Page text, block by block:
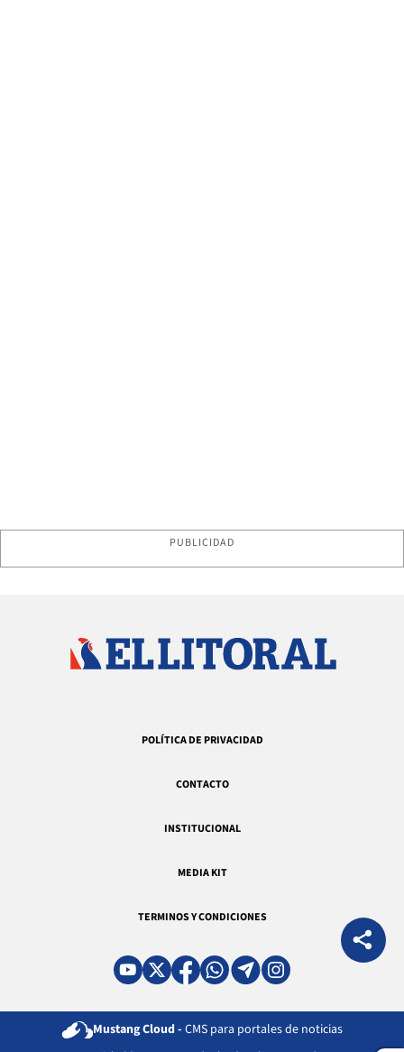
PUBLICIDAD
POLÍTICA DE PRIVACIDAD
CONTACTO
INSTITUCIONAL
MEDIA KIT
TERMINOS Y CONDICIONES
Mustang Cloud - CMS para portales de noticias